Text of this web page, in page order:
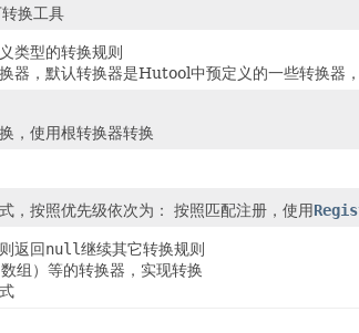
换工具
类型的转换规则
器，默认转换器是Hutool中预定义的一些转换器
，使用根转换器转换
，按照优先级依次为： 按照匹配注册，使用
返回null继续其它转换规则
组）等的转换器，实现转换